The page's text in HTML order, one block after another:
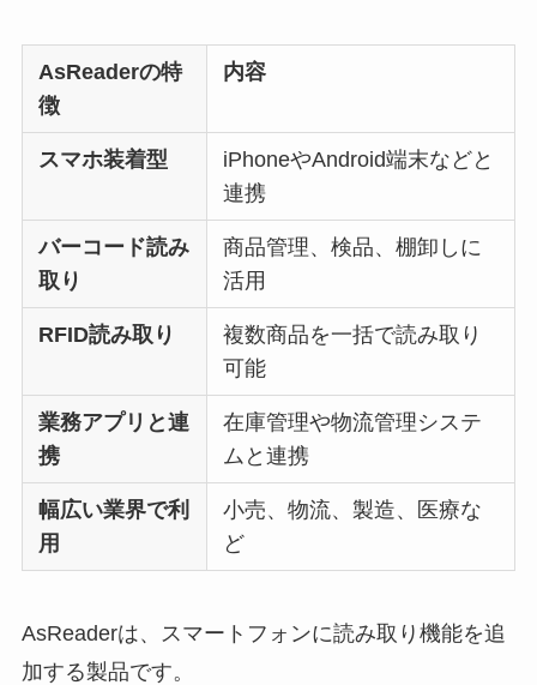
AsReaderの特
徴
内容
スマホ装着型
iPhoneやAndroid端末などと
連携
バーコード読み
取り
商品管理、検品、棚卸しに
活用
RFID読み取り
複数商品を一括で読み取り
可能
業務アプリと連
携
在庫管理や物流管理システ
ムと連携
幅広い業界で利
用
小売、物流、製造、医療な
ど
AsReaderは、スマートフォンに読み取り機能を追
加する製品です。